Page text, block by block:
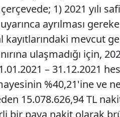
1) 2021 yılı
ayrılması
mevcut
ulaşmadığı için,
– 31.12.2021
%40,21'ine ve
15.078.626,94 TL
bir paya nakit olarak